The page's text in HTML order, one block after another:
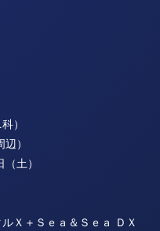
）
）
土）
Ｘ＋Ｓｅａ＆Ｓｅａ ＤＸ